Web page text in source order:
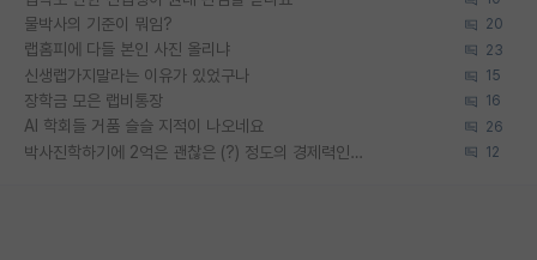
물박사의 기준이 뭐임? 20
랩홈피에 다들 본인 사진 올리냐 23
신생랩가지말라는 이유가 있었구나 15
장학금 모은 랩비통장 16
AI 학회들 거품 슬슬 지적이 나오네요 26
박사진학하기에 2억은 괜찮은 (?) 정도의 경제력인가요 12